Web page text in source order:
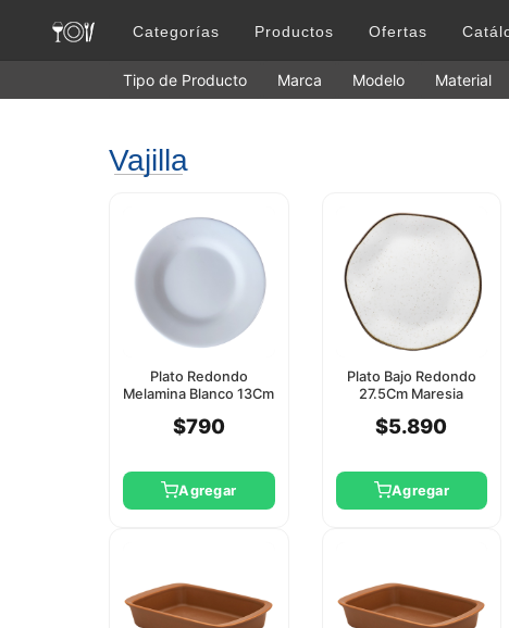
Categorías Productos Ofertas
Tipo de Producto Marca Modelo Material
Vajilla
Plato Redondo
Melamina Blanco 13Cm
$790
Agregar
Plato Bajo Redondo
27.5Cm Maresia
$5.890
Agregar